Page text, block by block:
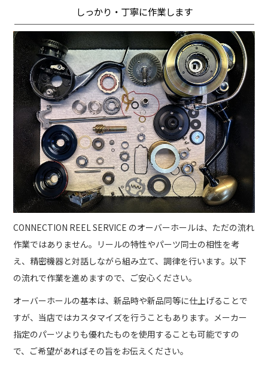
しっかり・丁寧に作業します
CONNECTION REEL SERVICE のオーバーホールは、ただの流れ
作業ではありません。リールの特性やパーツ同士の相性を考
え、精密機器と対話しながら組み立て、調律を行います。以下
の流れで作業を進めますので、ご安心ください。
オーバーホールの基本は、新品時や新品同等に仕上げることで
すが、当店ではカスタマイズを行うこともあります。メーカー
指定のパーツよりも優れたものを使用することも可能ですの
で、ご希望があればその旨をお伝えください。